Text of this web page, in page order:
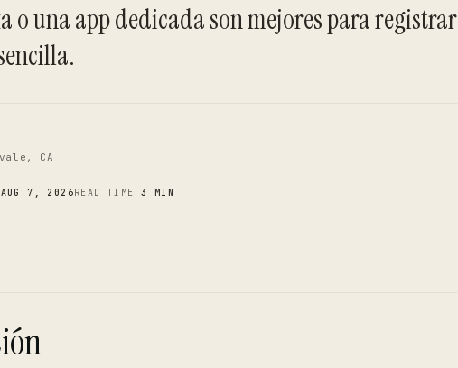
o una app dedicada son mejores para registrar
CA
AUG 7, 2026READ TIME3 MIN
CTO